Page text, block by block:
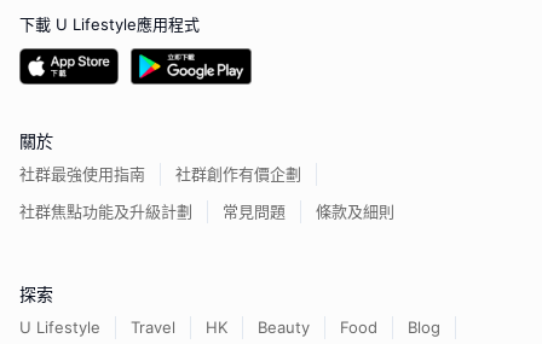
下載 U Lifestyle應用程式
關於
社群最強使用指南
社群創作有價企劃
社群焦點功能及升級計劃
常見問題 條款及細則
探索
U Lifestyle Travel HK Beauty Food Blog